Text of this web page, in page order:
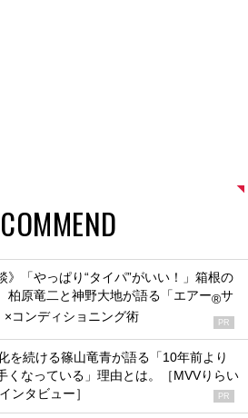
》「やっぱり“タイパ”がいい！」箱根の
柏原竜二と神野大地が語る「エアー®サ
×コンディショニング術 PR
を続ける篠山竜青が語る「10年前より
くなっている」理由とは。［MVVりらい
ンタビュー］
PR